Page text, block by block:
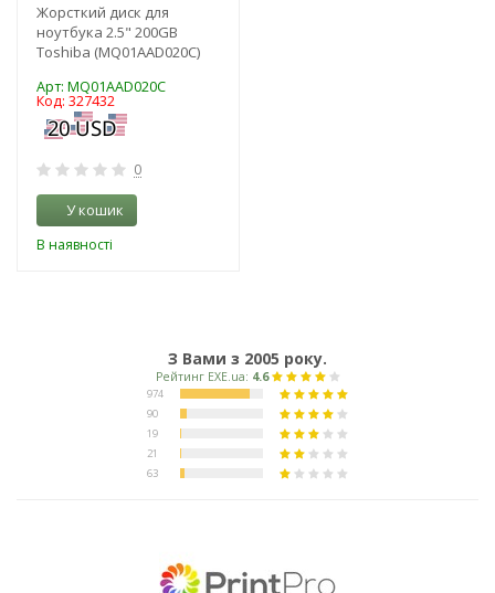
Жорсткий диск для
ноутбука 2.5" 200GB
Toshiba (MQ01AAD020C)
Арт: MQ01AAD020C
Код: 327432
0
У кошик
В наявності
З Вами з 2005 року.